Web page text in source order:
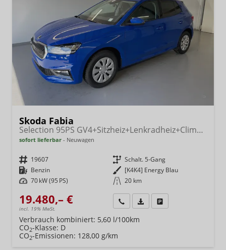
Skoda Fabia
Selection 95PS GV4+Sitzheiz+Lenkradheiz+Climatronic+Sunset+AppConnect+PDC
sofort lieferbar Neuwagen
Fahrzeugnr. 19607 Getriebe Schalt. 5-Gang
Kraftstoff Benzin Außenfarbe [K4K4] Energy Blau
Leistung 70 kW (95 PS) Kilometerstand 20 km
19.480,– €
incl. 19% MwSt.
Wir rufen Sie anFahrzeugexposé (PDF)
Verbrauch kombiniert: 5,60 l/100km
CO2-Klasse: D
CO2-Emissionen: 128,00 g/km